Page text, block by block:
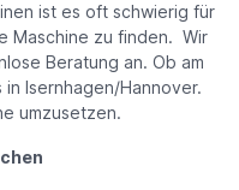
ist es oft schwierig für
Maschine zu finden. Wir
Beratung an. Ob am
Isernhagen/Hannover.
umzusetzen.